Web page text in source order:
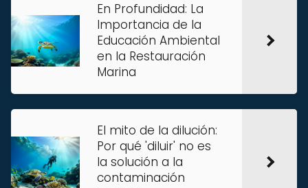
En Profundidad: La
Importancia de la
Educación Ambiental
en la Restauración
Marina
El mito de la dilución:
Por qué 'diluir' no es
la solución a la
contaminación